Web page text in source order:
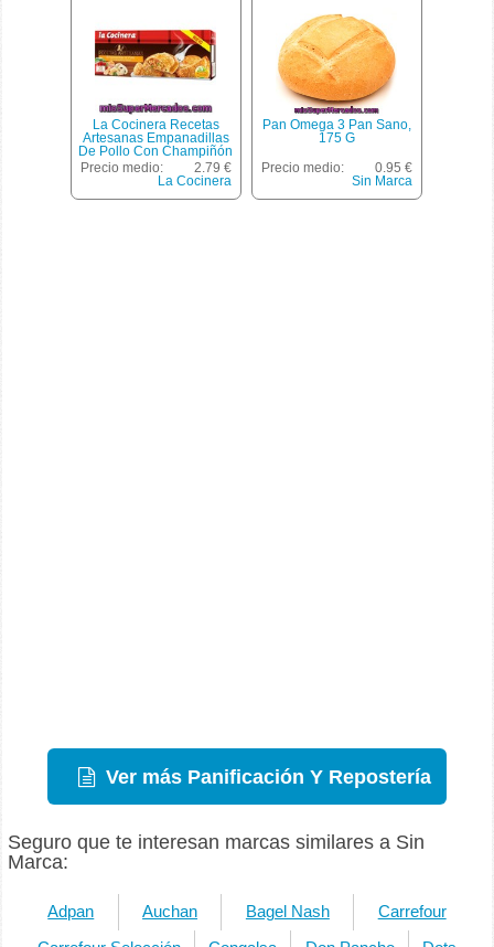
La Cocinera Recetas
Artesanas Empanadillas
De Pollo Con Champiñón
Y Bacón 10 Unidades
Estuche 312 G
Precio medio:
2.79 €
La Cocinera
Pan Omega 3 Pan Sano,
175 G
Precio medio:
0.95 €
Sin Marca
Ver más Panificación Y Repostería
Seguro que te interesan marcas similares a Sin
Marca:
Adpan Auchan Bagel Nash Carrefour